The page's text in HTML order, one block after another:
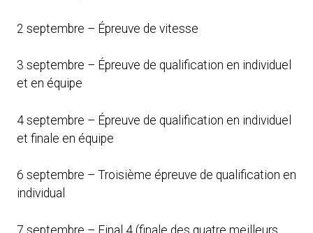
2 septembre – Épreuve de vitesse
3 septembre – Épreuve de qualification en individuel
et en équipe
4 septembre – Épreuve de qualification en individuel
et finale en équipe
6 septembre – Troisième épreuve de qualification en
individual
7 septembre – Final 4 (finale des quatre meilleurs